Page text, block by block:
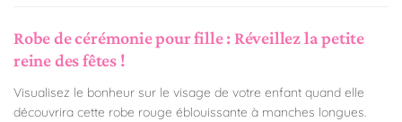
Robe de cérémonie pour fille : Réveillez la petite
reine des fêtes !
Visualisez le bonheur sur le visage de votre enfant quand elle
découvrira cette robe rouge éblouissante à manches longues.